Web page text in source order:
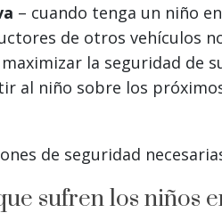
– cuando tenga un niño
de otros vehículos
la seguridad de
al niño sobre los
de seguridad
sufren los niños